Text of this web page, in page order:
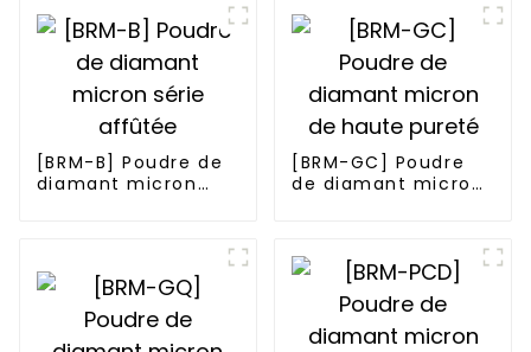
[BRM-B] Poudre de
diamant micron
[BRM-GC] Poudre
de diamant micron